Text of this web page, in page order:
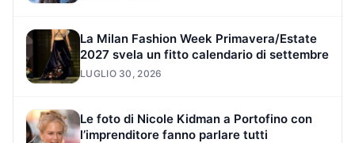
La Milan Fashion Week Primavera/Estate
2027 svela un fitto calendario di settembre
LUGLIO 30, 2026
Le foto di Nicole Kidman a Portofino con
l’imprenditore fanno parlare tutti